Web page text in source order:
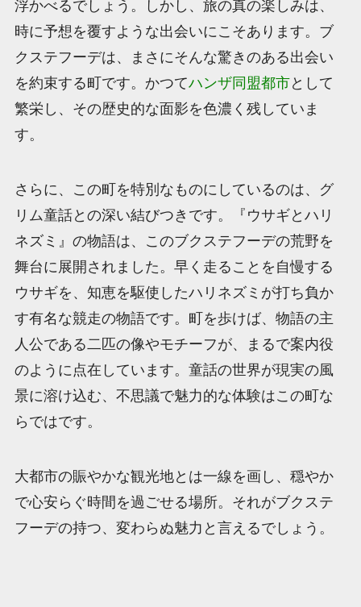
浮かべるでしょう。しかし、旅の真の楽しみは、
時に予想を覆すような出会いにこそあります。ブ
クステフーデは、まさにそんな驚きのある出会い
を約束する町です。かつてハンザ同盟都市として
繁栄し、その歴史的な面影を色濃く残していま
す。
さらに、この町を特別なものにしているのは、グ
リム童話との深い結びつきです。『ウサギとハリ
ネズミ』の物語は、このブクステフーデの荒野を
舞台に展開されました。早く走ることを自慢する
ウサギを、知恵を駆使したハリネズミが打ち負か
す有名な競走の物語です。町を歩けば、物語の主
人公である二匹の像やモチーフが、まるで案内役
のように点在しています。童話の世界が現実の風
景に溶け込む、不思議で魅力的な体験はこの町な
らではです。
大都市の賑やかな観光地とは一線を画し、穏やか
で心安らぐ時間を過ごせる場所。それがブクステ
フーデの持つ、変わらぬ魅力と言えるでしょう。